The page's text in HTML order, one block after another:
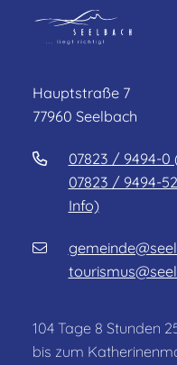
Hauptstraße 7
77960 Seelbach
07823 / 9494-0
07823 / 9494-
Info)
104 Tage 8 Stunden
bis zum